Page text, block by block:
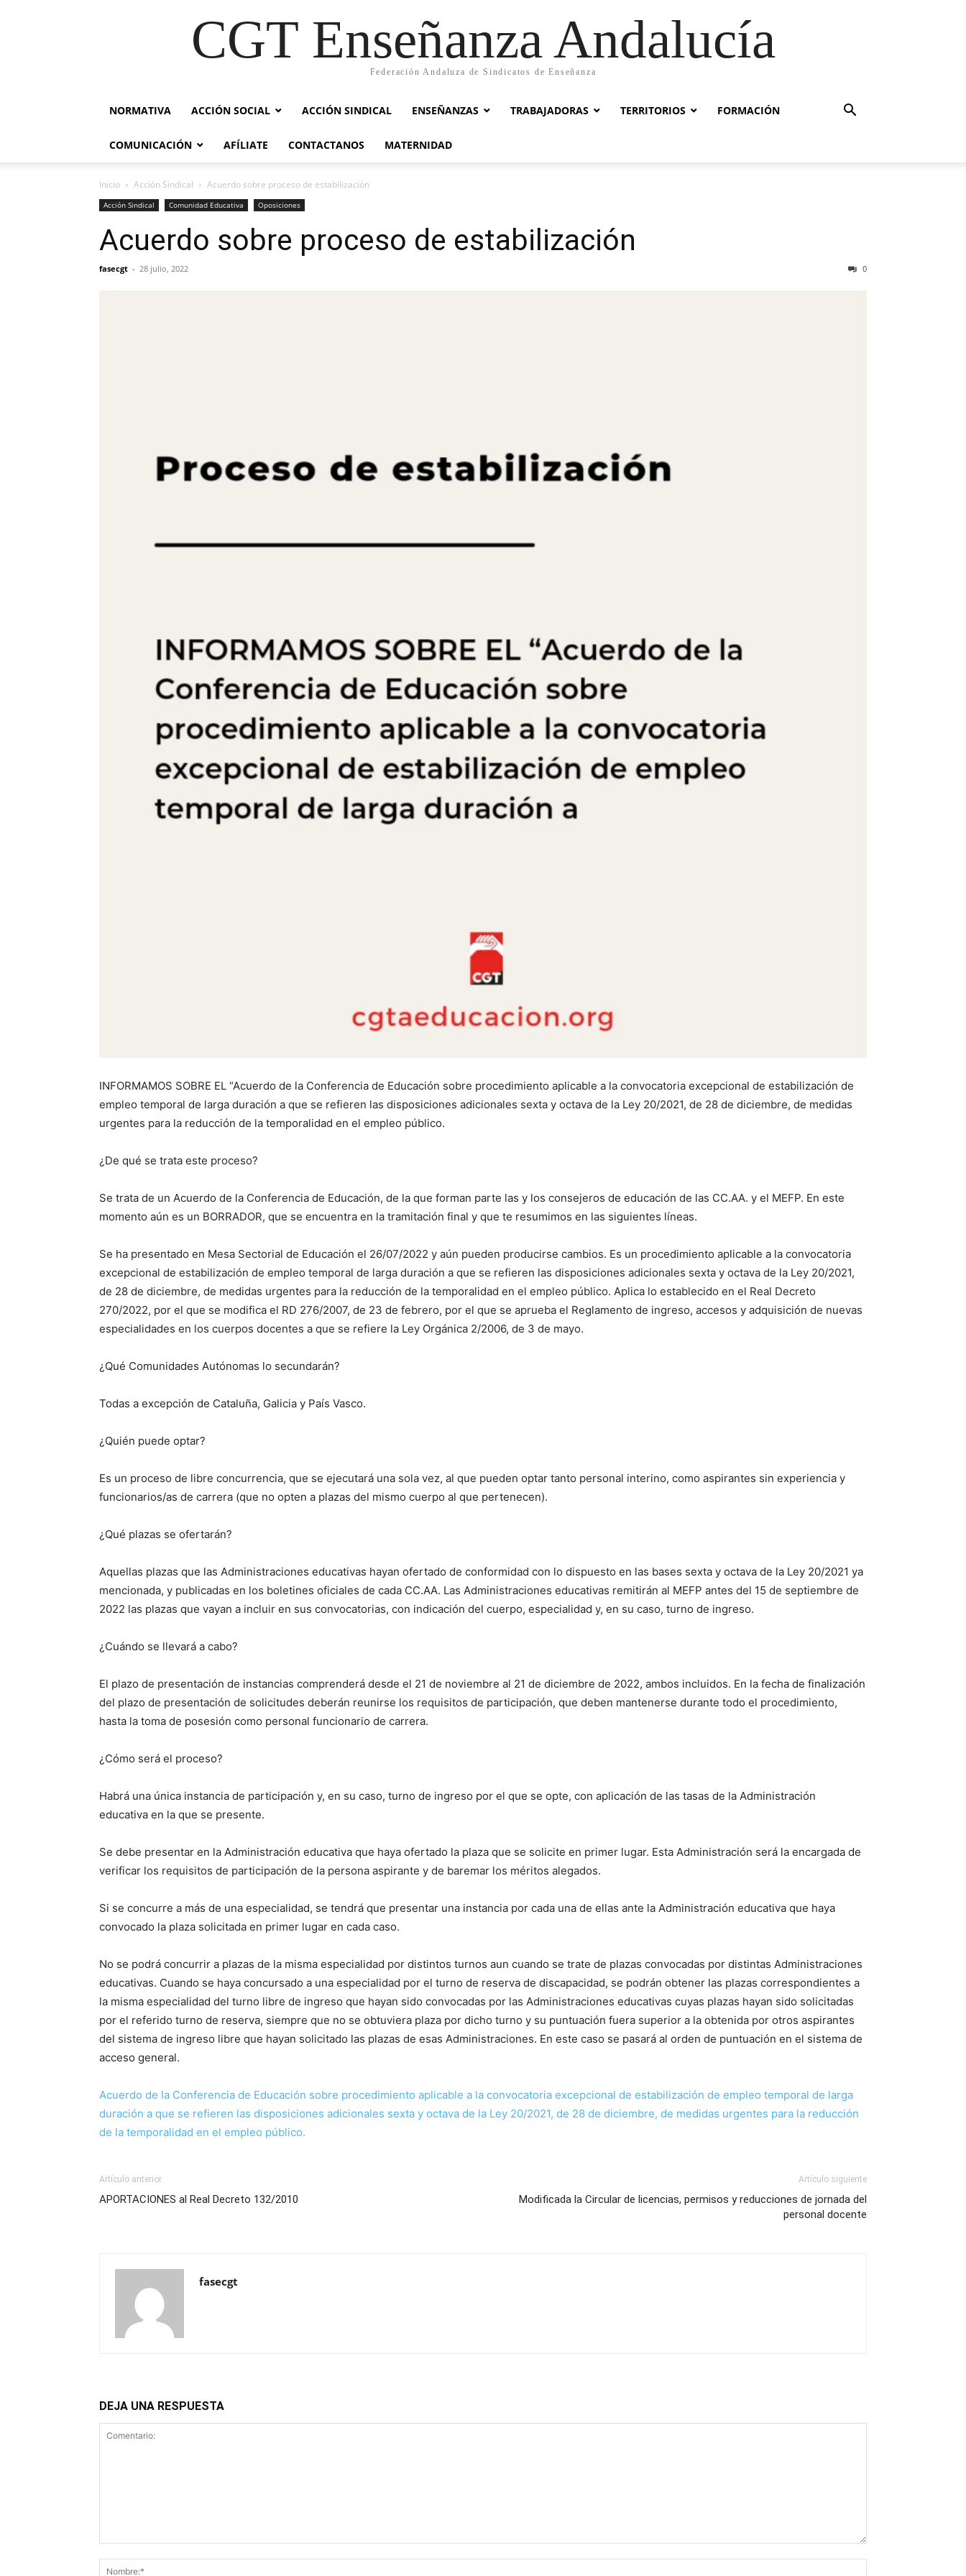
CGT Enseñanza Andalucía
Federación Andaluza de Sindicatos de Enseñanza
NORMATIVA ACCIÓN SOCIAL ACCIÓN SINDICAL ENSEÑANZAS TRABAJADORAS TERRITORIOS FORMACIÓN
COMUNICACIÓN AFÍLIATE CONTACTANOS MATERNIDAD
Inicio Acción Sindical Acuerdo sobre proceso de estabilización
Acción Sindical Comunidad Educativa Oposiciones
Acuerdo sobre proceso de estabilización
fasecgt - 28 julio, 2022 0
INFORMAMOS SOBRE EL “Acuerdo de la Conferencia de Educación sobre procedimiento aplicable a la convocatoria excepcional de estabilización de
empleo temporal de larga duración a que se refieren las disposiciones adicionales sexta y octava de la Ley 20/2021, de 28 de diciembre, de medidas
urgentes para la reducción de la temporalidad en el empleo público.
¿De qué se trata este proceso?
Se trata de un Acuerdo de la Conferencia de Educación, de la que forman parte las y los consejeros de educación de las CC.AA. y el MEFP. En este
momento aún es un BORRADOR, que se encuentra en la tramitación final y que te resumimos en las siguientes líneas.
Se ha presentado en Mesa Sectorial de Educación el 26/07/2022 y aún pueden producirse cambios. Es un procedimiento aplicable a la convocatoria
excepcional de estabilización de empleo temporal de larga duración a que se refieren las disposiciones adicionales sexta y octava de la Ley 20/2021,
de 28 de diciembre, de medidas urgentes para la reducción de la temporalidad en el empleo público. Aplica lo establecido en el Real Decreto
270/2022, por el que se modifica el RD 276/2007, de 23 de febrero, por el que se aprueba el Reglamento de ingreso, accesos y adquisición de nuevas
especialidades en los cuerpos docentes a que se refiere la Ley Orgánica 2/2006, de 3 de mayo.
¿Qué Comunidades Autónomas lo secundarán?
Todas a excepción de Cataluña, Galicia y País Vasco.
¿Quién puede optar?
Es un proceso de libre concurrencia, que se ejecutará una sola vez, al que pueden optar tanto personal interino, como aspirantes sin experiencia y
funcionarios/as de carrera (que no opten a plazas del mismo cuerpo al que pertenecen).
¿Qué plazas se ofertarán?
Aquellas plazas que las Administraciones educativas hayan ofertado de conformidad con lo dispuesto en las bases sexta y octava de la Ley 20/2021 ya
mencionada, y publicadas en los boletines oficiales de cada CC.AA. Las Administraciones educativas remitirán al MEFP antes del 15 de septiembre de
2022 las plazas que vayan a incluir en sus convocatorias, con indicación del cuerpo, especialidad y, en su caso, turno de ingreso.
¿Cuándo se llevará a cabo?
El plazo de presentación de instancias comprenderá desde el 21 de noviembre al 21 de diciembre de 2022, ambos incluidos. En la fecha de finalización
del plazo de presentación de solicitudes deberán reunirse los requisitos de participación, que deben mantenerse durante todo el procedimiento,
hasta la toma de posesión como personal funcionario de carrera.
¿Cómo será el proceso?
Habrá una única instancia de participación y, en su caso, turno de ingreso por el que se opte, con aplicación de las tasas de la Administración
educativa en la que se presente.
Se debe presentar en la Administración educativa que haya ofertado la plaza que se solicite en primer lugar. Esta Administración será la encargada de
verificar los requisitos de participación de la persona aspirante y de baremar los méritos alegados.
Si se concurre a más de una especialidad, se tendrá que presentar una instancia por cada una de ellas ante la Administración educativa que haya
convocado la plaza solicitada en primer lugar en cada caso.
No se podrá concurrir a plazas de la misma especialidad por distintos turnos aun cuando se trate de plazas convocadas por distintas Administraciones
educativas. Cuando se haya concursado a una especialidad por el turno de reserva de discapacidad, se podrán obtener las plazas correspondientes a
la misma especialidad del turno libre de ingreso que hayan sido convocadas por las Administraciones educativas cuyas plazas hayan sido solicitadas
por el referido turno de reserva, siempre que no se obtuviera plaza por dicho turno y su puntuación fuera superior a la obtenida por otros aspirantes
del sistema de ingreso libre que hayan solicitado las plazas de esas Administraciones. En este caso se pasará al orden de puntuación en el sistema de
acceso general.
Acuerdo de la Conferencia de Educación sobre procedimiento aplicable a la convocatoria excepcional de estabilización de empleo temporal de larga
duración a que se refieren las disposiciones adicionales sexta y octava de la Ley 20/2021, de 28 de diciembre, de medidas urgentes para la reducción
de la temporalidad en el empleo público.
Artículo anterior
APORTACIONES al Real Decreto 132/2010
Artículo siguiente
Modificada la Circular de licencias, permisos y reducciones de jornada del
personal docente
fasecgt
DEJA UNA RESPUESTA